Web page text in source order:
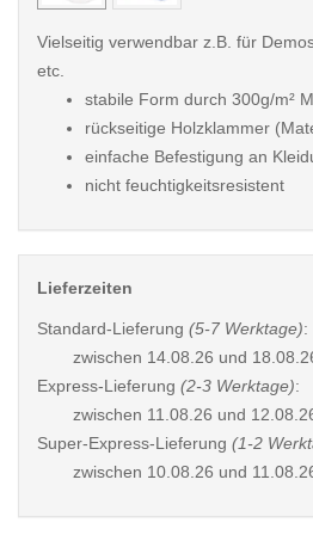
Vielseitig verwendbar z.B. für
etc.
stabile Form durch 300g/m²
rückseitige Holzklammer
einfache Befestigung an
nicht feuchtigkeitsresistent
Lieferzeiten
Standard-Lieferung (5-7 Werktage):
zwischen 14.08.26 und
Express-Lieferung (2-3 Werktage):
zwischen 11.08.26 und
Super-Express-Lieferung (1-2
zwischen 10.08.26 und